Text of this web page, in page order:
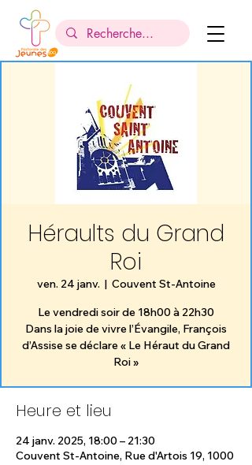
Héraults du Grand
Roi
ven. 24 janv.
  |
Couvent St-Antoine
Le vendredi soir de 18h00 à 22h30
Dans la joie de vivre l’Évangile, François
d’Assise se déclare « Le Héraut du Grand
Roi »
Heure et lieu
24 janv. 2025, 18:00 – 21:30
Couvent St-Antoine, Rue d'Artois 19, 1000